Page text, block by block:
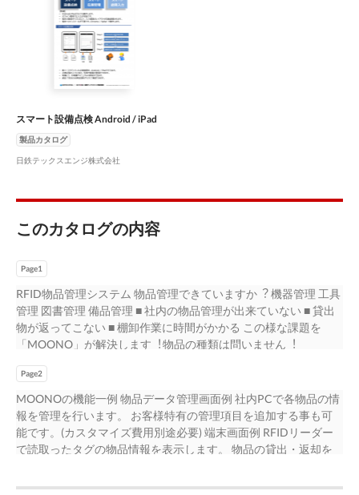
スマート設備点検 Android / iPad
製品カタログ
日鉄テックスエンジ株式会社
このカタログの内容
Page1
RFID物品管理システム 物品管理できていますか︖ 機器管理 ⼯具
管理 図書管理 備品管理 ■ 社内の物品管理が出来ていない ■ 貸出
物が返ってこない ■ 棚卸作業に時間がかかる この様な課題を
「MOONO」が解決します︕物品の種類は問いません︕
取り、管理作業の⼤幅短縮を実現︕ データはクラウドで管理す
る為、サーバー設置不要︕初期投資抑えて即運⽤頂けます︕
RFID RFIDタグ データ管理サーバー RFIDリーダー タブレット・
スマホ (株式会社デンソーウェーブ SP1) 管理したい物にタグを添
付 社内PC サーバー設置不要 タブレット・スマホを活⽤ RIFDを
Page2
MOONOの機能⼀例 物品データ管理画⾯例 社内PCで各物品の情
報を管理を⾏います。 お客様特有の管理項⽬を追加する事も可
能です。(カスタマイズ費⽤別途必要) 端末画⾯例 RFIDリーダー
で読取ったタグの物品情報を表⽰します。 物品の貸出・返却を